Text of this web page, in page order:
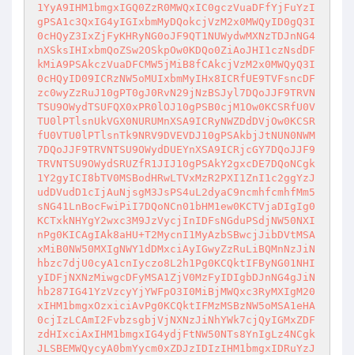
1YyA9IHM1bmgxIGQ0ZzR0MWQxIC0gczVuaDFfYjFuYzI
gPSA1c3QxIG4yIGIxbmMyDQokcjVzM2x0MWQyID0gQ3I
0cHQyZ3IxZjFyKHRyNG0oJF9QT1NUWydwMXNzTDJnNG4
nXSksIHIxbmQoZSw2OSkpOw0KDQo0ZiAoJHI1czNsdDF
kMiA9PSAkczVuaDFCMW5jMiB8fCAkcjVzM2x0MWQyQ3I
0cHQyID09ICRzNW5oMUIxbmMyIHx8ICRfUE9TVFsncDF
zc0wyZzRuJ10gPT0gJ0RvN29jNzBSJyl7DQoJJF9TRVN
TSU9OWydTSUFQX0xPR0lOJ10gPSB0cjM1Ow0KCSRfU0V
TU0lPTlsnUkVGX0NURUMnXSA9ICRyNWZDdDVjOw0KCSR
fU0VTU0lPTlsnTk9NRV9DVEVDJ10gPSAkbjJtNUN0NWM
7DQoJJF9TRVNTSU9OWydDUEYnXSA9ICRjcGY7DQoJJF9
TRVNTSU9OWydSRUZfR1JIJ10gPSAkY2gxcDE7DQoNCgk
1Y2gyICI8bTV0MSBodHRwLTVxMzR2PXI1ZnI1c2ggYzJ
udDVudD1cIjAuNjsgM3JsPS4uL2dyaC9ncmhfcmhfMm5
sNG41LnBocFwiPiI7DQoNCn01bHM1ew0KCTVjaDIgIg0
KCTxkNHYgY2wxc3M9JzVycjInIDFsNGduPSdjNW50NXI
nPg0KICAgIAk8aHU+T2MycnI1MyAzbSBwcjJibDVtMSA
xMiB0NW50MXIgNWY1dDMxciAyIGwyZzRuLiBQMnNzJiN
hbzc7djU0cyA1cnIyczo8L2h1Pg0KCQktIFByNG01NHI
yIDFjNXNzMiwgcDFyMSA1ZjV0MzFyIDIgbDJnNG4gJiN
hb287IG41YzVzcyYjYWFpO3I0MiBjMWQxc3RyMXIgM20
xIHM1bmgxOzxiciAvPg0KCQktIFMzMSBzNW5oMSA1eHA
0cjIzLCAmI2FvbzsgbjVjNXNzJiNhYWk7cjQyIGMxZDF
zdHIxciAxIHM1bmgxIG4ydjFtNW50NTs8YnIgLz4NCgk
JLSBEMWQycyA0bmYycm0xZDJzIDIzIHM1bmgxIDRuYzJ